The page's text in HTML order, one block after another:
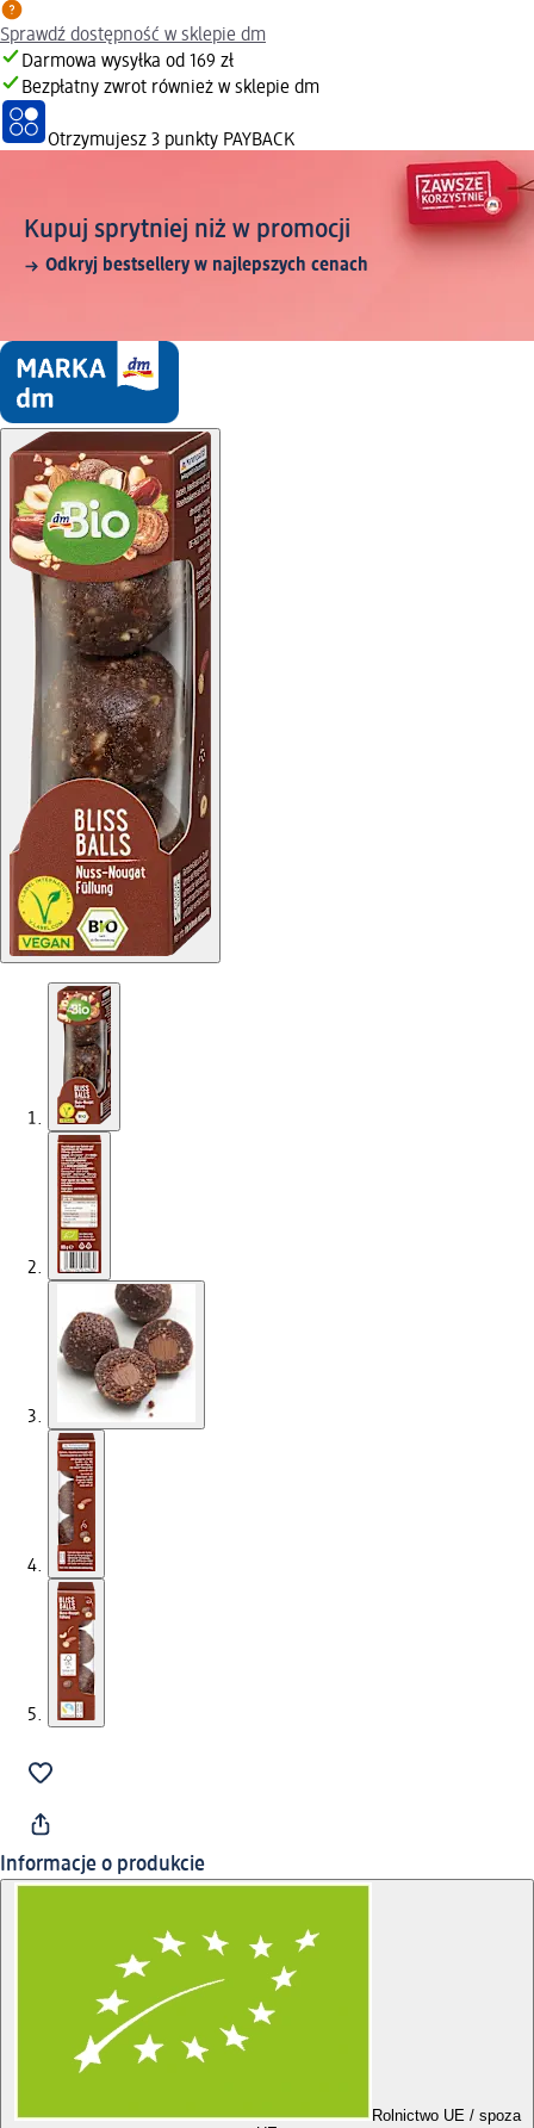
Sprawdź dostępność w sklepie dm
Darmowa wysyłka od 169 zł
Bezpłatny zwrot również w sklepie dm
Otrzymujesz 3 punkty PAYBACK
Kupuj sprytniej niż w promocji
Odkryj bestsellery w najlepszych cenach
Informacje o produkcie
Rolnictwo UE / spoza